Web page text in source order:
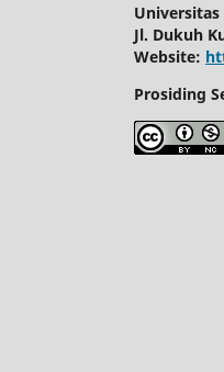
Universitas
Jl. Dukuh
Website:
Prosiding